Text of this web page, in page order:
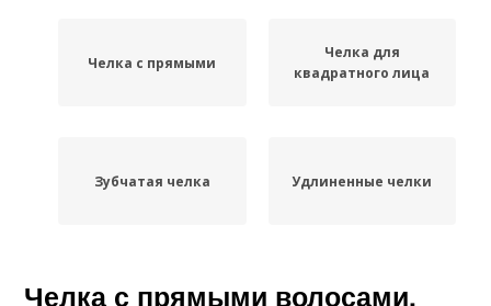
Челка с прямыми
Челка для
квадратного лица
Зубчатая челка Удлиненные челки
Челка с прямыми волосами.